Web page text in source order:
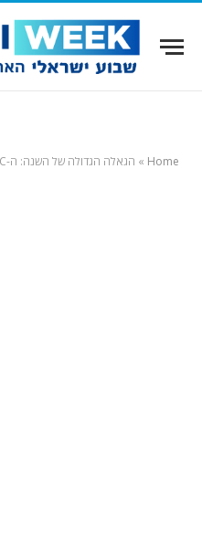
Home
» הגאלה הגדולה של השנה: ה-IAC מארחים ב-9 במרץ את מנכ"ל "וויז" ולהקת אתניקס